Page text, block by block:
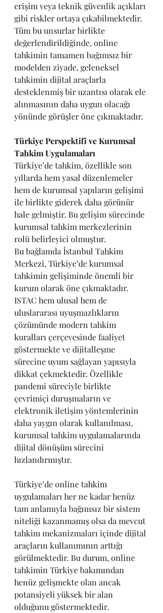
erişim veya teknik güvenlik açıkları
gibi riskler ortaya çıkabilmektedir.
Tüm bu unsurlar birlikte
değerlendirildiğinde, online
tahkimin tamamen bağımsız bir
modelden ziyade, geleneksel
tahkimin dijital araçlarla
desteklenmiş bir uzantısı olarak ele
alınmasının daha uygun olacağı
yönünde görüşler öne çıkmaktadır.
Türkiye Perspektifi ve Kurumsal
Tahkim Uygulamaları
Türkiye’de tahkim, özellikle son
yıllarda hem yasal düzenlemeler
hem de kurumsal yapıların gelişimi
ile birlikte giderek daha görünür
hale gelmiştir. Bu gelişim sürecinde
kurumsal tahkim merkezlerinin
rolü belirleyici olmuştur.
Bu bağlamda İstanbul Tahkim
Merkezi, Türkiye’de kurumsal
tahkimin gelişiminde önemli bir
kurum olarak öne çıkmaktadır.
ISTAC hem ulusal hem de
uluslararası uyuşmazlıkların
çözümünde modern tahkim
kuralları çerçevesinde faaliyet
göstermekte ve dijitalleşme
sürecine uyum sağlayan yapısıyla
dikkat çekmektedir. Özellikle
pandemi süreciyle birlikte
çevrimiçi duruşmaların ve
elektronik iletişim yöntemlerinin
daha yaygın olarak kullanılması,
kurumsal tahkim uygulamalarında
dijital dönüşüm sürecini
hızlandırmıştır.
Türkiye’de online tahkim
uygulamaları her ne kadar henüz
tam anlamıyla bağımsız bir sistem
niteliği kazanmamış olsa da mevcut
tahkim mekanizmaları içinde dijital
araçların kullanımının arttığı
görülmektedir. Bu durum, online
tahkimin Türkiye bakımından
henüz gelişmekte olan ancak
potansiyeli yüksek bir alan
olduğunu göstermektedir.